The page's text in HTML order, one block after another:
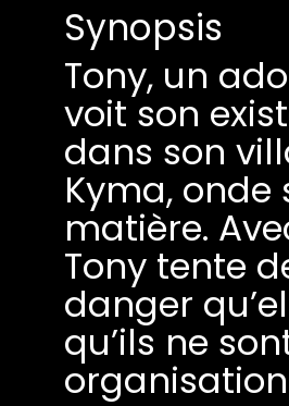
Synopsis
Tony, un
voit son
dans son
Kyma,
matière.
Tony tente
danger
qu’ils ne